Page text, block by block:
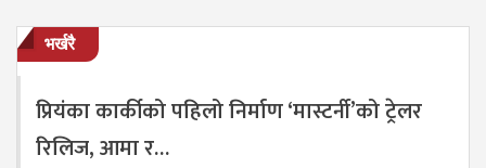
भर्खरै
प्रियंका कार्कीको पहिलो निर्माण ‘मास्टर्नी’को ट्रेलर
रिलिज, आमा र…